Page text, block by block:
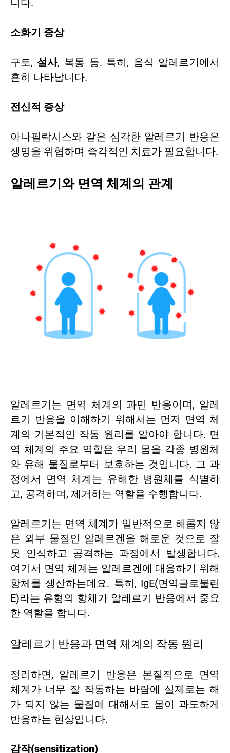
니다.
소화기 증상
구토, 설사, 복통 등. 특히, 음식 알레르기에서
흔히 나타납니다.
전신적 증상
아나필락시스와 같은 심각한 알레르기 반응은
생명을 위협하며 즉각적인 치료가 필요합니다.
알레르기와 면역 체계의 관계
알레르기는 면역 체계의 과민 반응이며, 알레
르기 반응을 이해하기 위해서는 먼저 면역 체
계의 기본적인 작동 원리를 알아야 합니다. 면
역 체계의 주요 역할은 우리 몸을 각종 병원체
와 유해 물질로부터 보호하는 것입니다. 그 과
정에서 면역 체계는 유해한 병원체를 식별하
고, 공격하며, 제거하는 역할을 수행합니다.
알레르기는 면역 체계가 일반적으로 해롭지 않
은 외부 물질인 알레르겐을 해로운 것으로 잘
못 인식하고 공격하는 과정에서 발생합니다.
여기서 면역 체계는 알레르겐에 대응하기 위해
항체를 생산하는데요. 특히, IgE(면역글로불린
E)라는 유형의 항체가 알레르기 반응에서 중요
한 역할을 합니다.
알레르기 반응과 면역 체계의 작동 원리
정리하면, 알레르기 반응은 본질적으로 면역
체계가 너무 잘 작동하는 바람에 실제로는 해
가 되지 않는 물질에 대해서도 몸이 과도하게
반응하는 현상입니다.
감작(sensitization)